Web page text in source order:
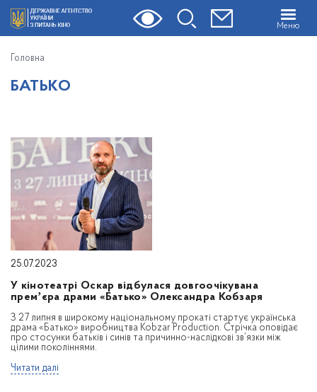
Меню
Головна
БАТЬКО
25.07.2023
У кінотеатрі Оскар відбулася довгоочікувана
премʼєра драми «Батько» Олександра Кобзаря
З 27 липня в широкому національному прокаті стартує українська
драма «Батько» виробництва Kobzar Production. Стрічка оповідає
про стосунки батьків і синів та причинно-наслідкові зв’язки між
цілими поколіннями.
Читати далі